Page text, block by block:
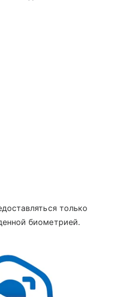
только
биометрией.